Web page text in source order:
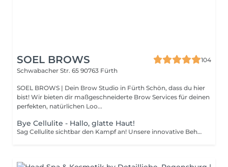
SOEL BROWS
104
Schwabacher Str. 65 90763 Fürth
SOEL BROWS | Dein Brow Studio in Fürth Schön, dass du hier
bist! Wir bieten dir maßgeschneiderte Brow Services für deinen
perfekten, natürlichen Loo...
Bye Cellulite - Hallo, glatte Haut!
Sag Cellulite sichtbar den Kampf an! Unsere innovative Behandlung mit G5-Technologie strafft deine Haut, fördert die Durchblutung und lässt Problemzonen deutlich glatter erscheinen. Dein Ergebnis: - Straffere und glattere Haut - Reduktion von Cellulite - Selbstbewusstsein in deiner Lieblingskleidung Jetzt Termin sichern und strahlen!